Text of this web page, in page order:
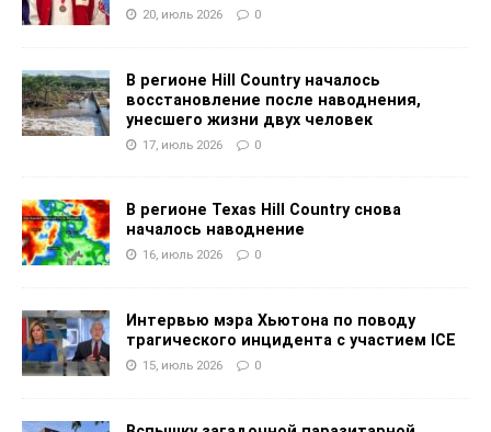
20, июль 2026 0
В регионе Hill Country началось
восстановление после наводнения,
унесшего жизни двух человек
17, июль 2026 0
В регионе Texas Hill Country снова
началось наводнение
16, июль 2026 0
Интервью мэра Хьютона по поводу
трагического инцидента с участием ICE
15, июль 2026 0